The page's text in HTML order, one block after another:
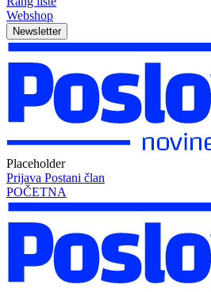
Webshop
Newsletter
Placeholder
Prijava Postani član
POČETNA